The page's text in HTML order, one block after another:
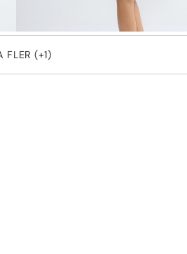
FLER (+1)